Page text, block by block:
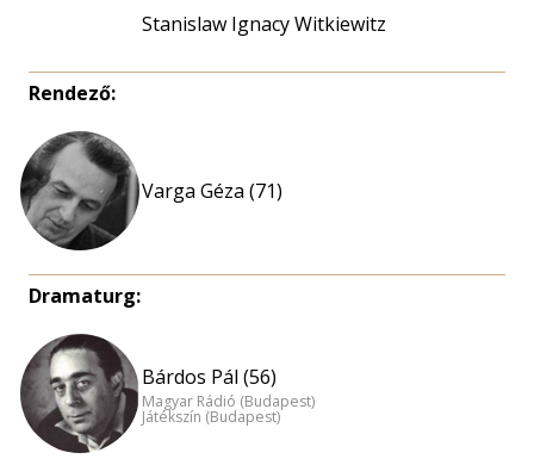
Stanislaw Ignacy Witkiewitz
Rendező:
Varga Géza (71)
Dramaturg:
Bárdos Pál (56)
Magyar Rádió (Budapest)
Játékszín (Budapest)